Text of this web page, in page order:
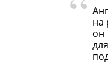
на
он